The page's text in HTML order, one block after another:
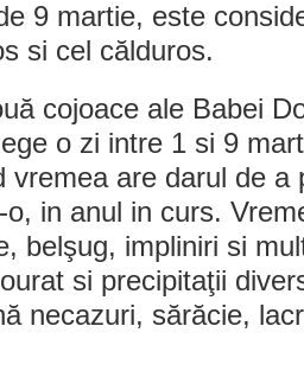
9 martie, este
si cel călduros.
cojoace ale Babei
o zi intre 1 si 9
vremea are darul de a
in anul in curs.
belşug, impliniri si
si precipitaţii
necazuri, sărăcie,